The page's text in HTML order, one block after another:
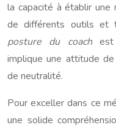
la capacité à établir une
de différents outils et
posture du coach
implique une attitude
de neutralité.
Pour exceller dans ce
une solide